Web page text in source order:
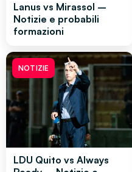
Lanus vs Mirassol –
Notizie e probabili
formazioni
NOTIZIE
LDU Quito vs Always